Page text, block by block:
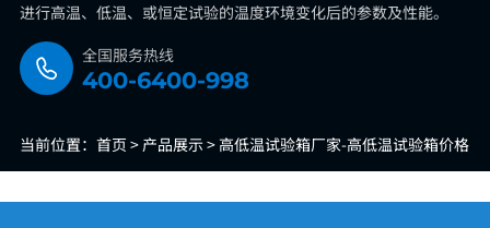
进行高温、低温、或恒定试验的温度环境变化后的参数及性能。
全国服务热线
400-6400-998
当前位置： 首页 > 产品展示 >高低温试验箱厂家-高低温试验箱价格